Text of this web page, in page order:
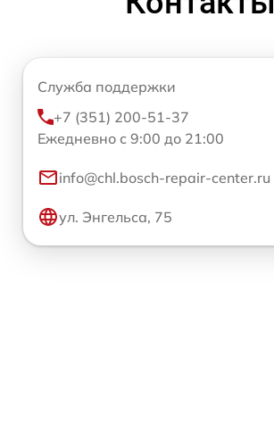
Служба поддержки
+7 (351) 200-51-37
Ежедневно с 9:00 до 21:00
info@chl.bosch-repair-center.ru
ул. Энгельса, 75